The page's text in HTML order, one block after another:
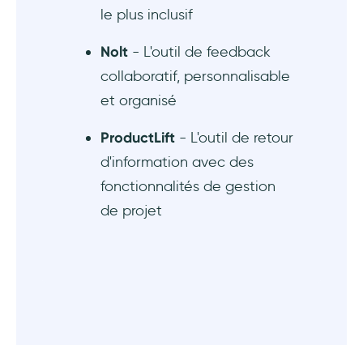
le plus inclusif
Nolt - L'outil de feedback
collaboratif, personnalisable
et organisé
ProductLift - L'outil de retour
d'information avec des
fonctionnalités de gestion
de projet